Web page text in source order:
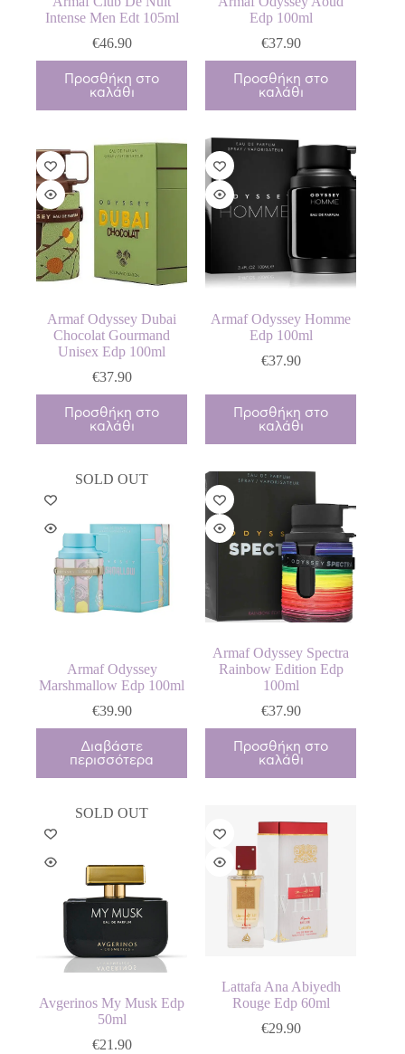
Intense Men Edt 105ml
€46.90
Προσθήκη στο
καλάθι
Edp 100ml
€37.90
Προσθήκη στο
καλάθι
Armaf Odyssey Dubai
Chocolat Gourmand
Unisex Edp 100ml
€37.90
Προσθήκη στο
καλάθι
Armaf Odyssey Homme
Edp 100ml
€37.90
Προσθήκη στο
καλάθι
SOLD OUT
Armaf Odyssey
Marshmallow Edp 100ml
€39.90
Διαβάστε
περισσότερα
Armaf Odyssey Spectra
Rainbow Edition Edp
100ml
€37.90
Προσθήκη στο
καλάθι
SOLD OUT
Avgerinos My Musk Edp
50ml
€21.90
Lattafa Ana Abiyedh
Rouge Edp 60ml
€29.90